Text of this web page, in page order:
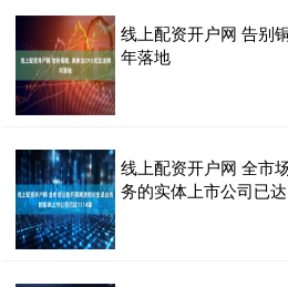
线上配资开户网 告别
年落地
线上配资开户网 全市
务的实体上市公司已